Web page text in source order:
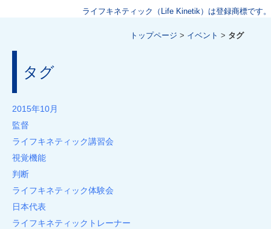
ライフキネティック（Life Kinetik）は登録商標です。
トップページ > イベント > タグ
タグ
2015年10月
監督
ライフキネティック講習会
視覚機能
判断
ライフキネティック体験会
日本代表
ライフキネティックトレーナー